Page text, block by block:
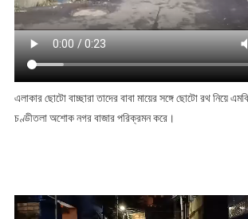
এলাকার ছোটো বাচ্ছারা তাদের বাবা মায়ের সঙ্গে ছোটো রথ নিয়ে
চণ্ডীতলা অশোক নগর বাজার পরিক্রমন করে।